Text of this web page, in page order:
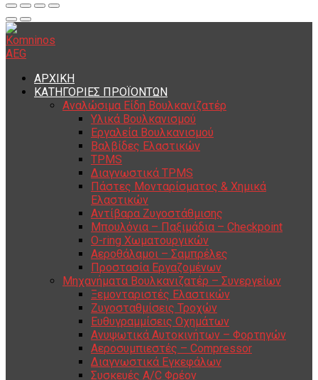
ΑΡΧΙΚΗ
ΚΑΤΗΓΟΡΙΕΣ ΠΡΟΪΟΝΤΩΝ
Αναλώσιμα Είδη Βουλκανιζατέρ
Υλικά Βουλκανισμού
Εργαλεία Βουλκανισμού
Βαλβίδες Ελαστικών
TPMS
Διαγνωστικά TPMS
Πάστες Μονταρίσματος & Χημικά
Ελαστικών
Αντίβαρα Ζυγοστάθμισης
Μπουλόνια – Παξιμάδια – Checkpoint
O-ring Χωματουργικών
Αεροθάλαμοι – Σαμπρέλες
Προστασία Εργαζομένων
Μηχανήματα Βουλκανιζατέρ – Συνεργείων
Ξεμονταριστές Ελαστικών
Ζυγοσταθμίσεις Τροχών
Ευθυγραμμίσεις Οχημάτων
Ανυψωτικά Αυτοκινήτων – Φορτηγών
Αεροσυμπιεστές – Compressor
Διαγνωστικά Εγκεφάλων
Συσκευές A/C Φρέον